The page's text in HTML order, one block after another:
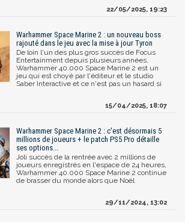
22/05/2025, 19:23
Warhammer Space Marine 2 : un nouveau boss
rajouté dans le jeu avec la mise à jour Tyron
De loin l'un des plus gros succès de Focus
Entertainment depuis plusieurs années,
Warhammer 40.000 Space Marine 2 est un
jeu qui est choyé par l'éditeur et le studio
Saber Interactive et ce n'est pas un hasard si
15/04/2025, 18:07
Warhammer Space Marine 2 : c'est désormais 5
millions de joueurs + le patch PS5 Pro détaille
ses options...
Joli succès de la rentrée avec 2 millions de
joueurs enregistrés en l'espace de 24 heures,
Warhammer 40.000 Space Marine 2 continue
de brasser du monde alors que Noël
29/11/2024, 13:02